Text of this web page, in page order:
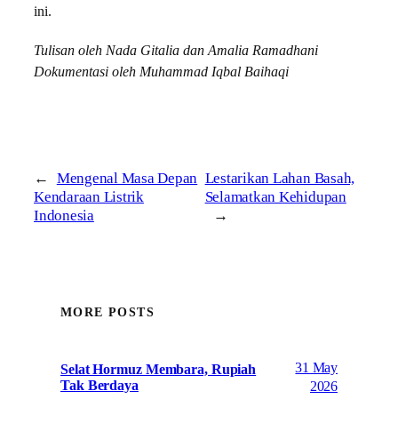
ini.
Tulisan oleh Nada Gitalia dan Amalia Ramadhani
Dokumentasi oleh Muhammad Iqbal Baihaqi
←
Mengenal Masa Depan
Kendaraan Listrik
Indonesia
Lestarikan Lahan Basah,
Selamatkan Kehidupan
→
MORE POSTS
Selat Hormuz Membara, Rupiah
Tak Berdaya
31 May
2026